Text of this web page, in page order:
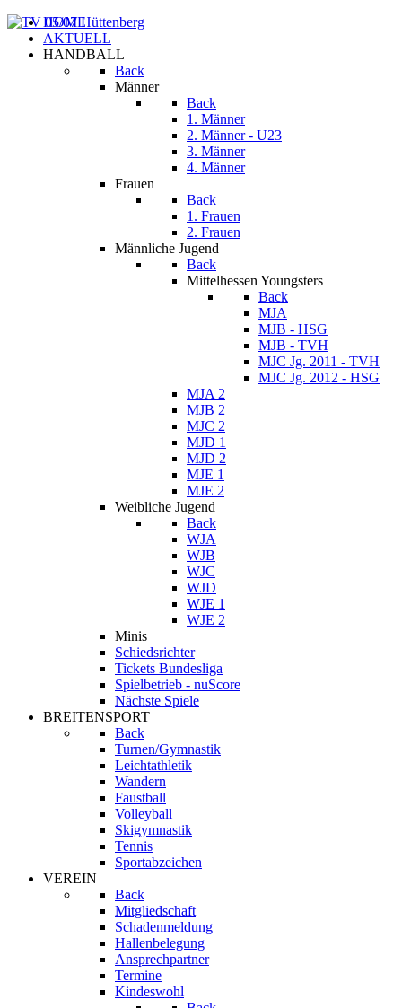
HOME
AKTUELL
HANDBALL
Back
Männer
Back
1. Männer
2. Männer - U23
3. Männer
4. Männer
Frauen
Back
1. Frauen
2. Frauen
Männliche Jugend
Back
Mittelhessen Youngsters
Back
MJA
MJB - HSG
MJB - TVH
MJC Jg. 2011 - TVH
MJC Jg. 2012 - HSG
MJA 2
MJB 2
MJC 2
MJD 1
MJD 2
MJE 1
MJE 2
Weibliche Jugend
Back
WJA
WJB
WJC
WJD
WJE 1
WJE 2
Minis
Schiedsrichter
Tickets Bundesliga
Spielbetrieb - nuScore
Nächste Spiele
BREITENSPORT
Back
Turnen/Gymnastik
Leichtathletik
Wandern
Faustball
Volleyball
Skigymnastik
Tennis
Sportabzeichen
VEREIN
Back
Mitgliedschaft
Schadenmeldung
Hallenbelegung
Ansprechpartner
Termine
Kindeswohl